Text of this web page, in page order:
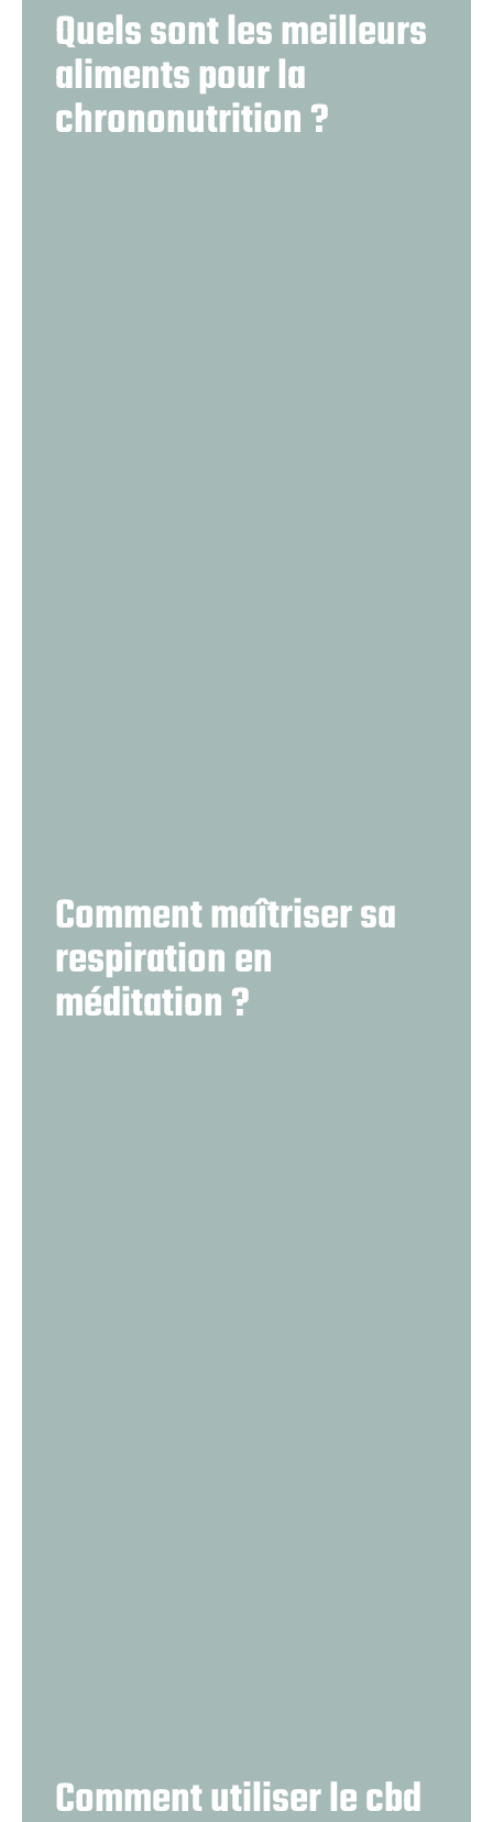
Quels sont les meilleurs
aliments pour la
chrononutrition ?
Comment maîtriser sa
respiration en
méditation ?
Comment utiliser le cbd